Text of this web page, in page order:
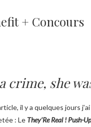
+ Concours
crime, she
il y a quelques jours
: LeThey’Re Real ! Push-